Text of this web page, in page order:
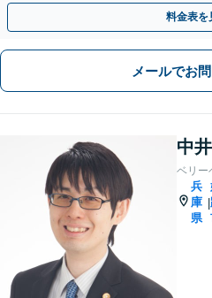
広く対応。法律を駆使し、最善の解決
料金表を
メールでお
中
ベリー
兵
庫
県
|